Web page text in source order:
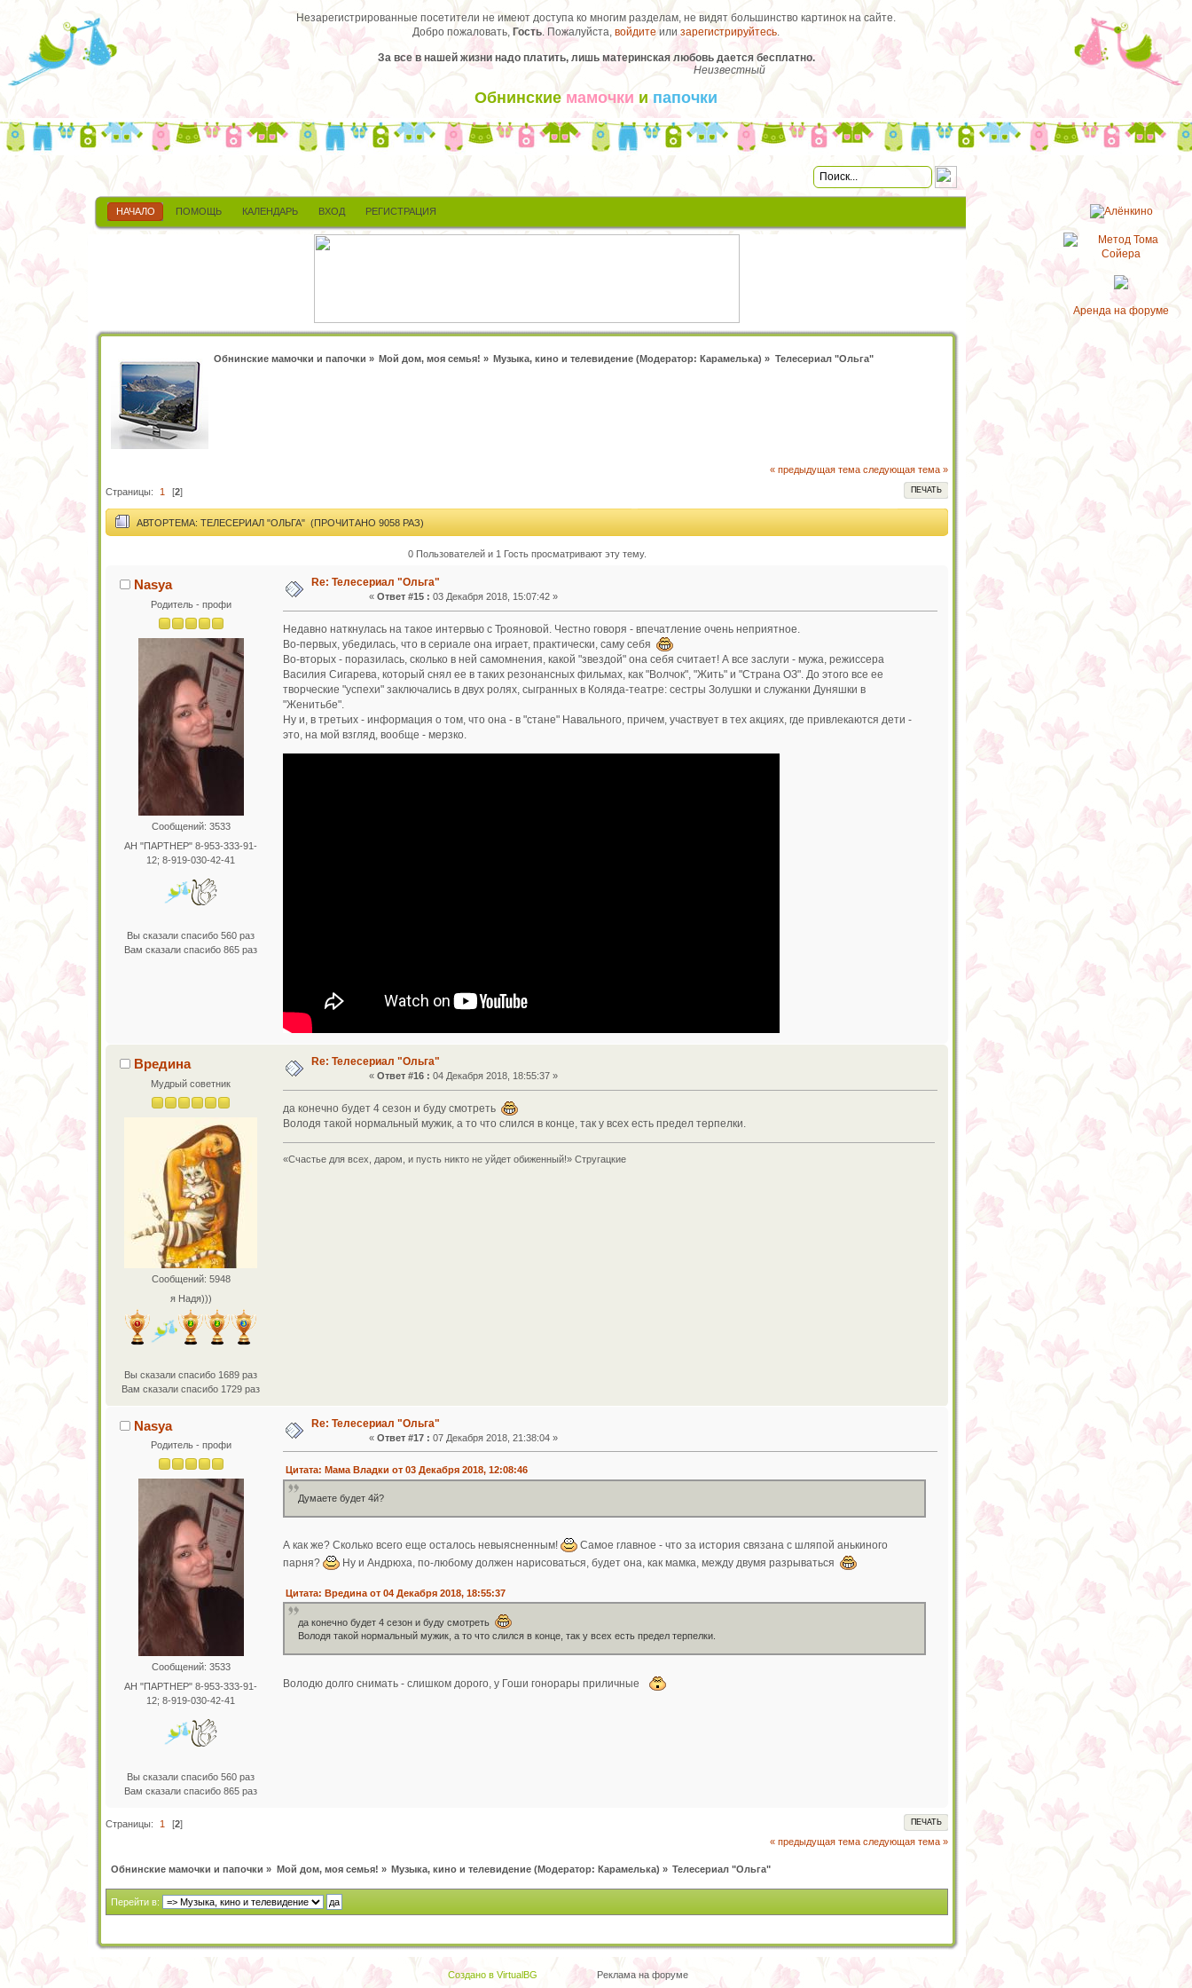
Незарегистрированные посетители не имеют доступа ко многим разделам, не видят большинство картинок на сайте.
Добро пожаловать, Гость. Пожалуйста, войдите илизарегистрируйтесь.
За все в нашей жизни надо платить, лишь материнская любовь дается бесплатно.
Неизвестный
Обнинские мамочки ипапочки
НАЧАЛО ПОМОЩЬ КАЛЕНДАРЬ ВХОД РЕГИСТРАЦИЯ
Обнинские мамочки и папочки » Мой дом, моя семья! » Музыка, кино и телевидение (Модератор:Карамелька) » Телесериал "Ольга"
« предыдущая тема следующая тема »
ПЕЧАТЬ
Страницы: 1 [2]
АВТОРТЕМА: ТЕЛЕСЕРИАЛ "ОЛЬГА" (ПРОЧИТАНО 9058 РАЗ)
0 Пользователей и 1 Гость просматривают эту тему.
Nasya
Родитель - профи
Сообщений: 3533
АН "ПАРТНЕР" 8-953-333-91-
12; 8-919-030-42-41
Вы сказали спасибо 560 раз
Вам сказали спасибо 865 раз
Re: Телесериал "Ольга"
« Ответ #15 : 03 Декабря 2018, 15:07:42 »
Недавно наткнулась на такое интервью с Трояновой. Честно говоря - впечатление очень неприятное.
Во-первых, убедилась, что в сериале она играет, практически, саму себя
Во-вторых - поразилась, сколько в ней самомнения, какой "звездой" она себя считает! А все заслуги - мужа, режиссера
Василия Сигарева, который снял ее в таких резонансных фильмах, как "Волчок", "Жить" и "Страна ОЗ". До этого все ее
творческие "успехи" заключались в двух ролях, сыгранных в Коляда-театре: сестры Золушки и служанки Дуняшки в
"Женитьбе".
Ну и, в третьих - информация о том, что она - в "стане" Навального, причем, участвует в тех акциях, где привлекаются дети -
это, на мой взгляд, вообще - мерзко.
Вредина
Мудрый советник
Сообщений: 5948
я Надя)))
Вы сказали спасибо 1689 раз
Вам сказали спасибо 1729 раз
Re: Телесериал "Ольга"
« Ответ #16 : 04 Декабря 2018, 18:55:37 »
да конечно будет 4 сезон и буду смотреть
Володя такой нормальный мужик, а то что слился в конце, так у всех есть предел терпелки.
«Счастье для всех, даром, и пусть никто не уйдет обиженный!» Стругацкие
Nasya
Родитель - профи
Сообщений: 3533
АН "ПАРТНЕР" 8-953-333-91-
12; 8-919-030-42-41
Вы сказали спасибо 560 раз
Вам сказали спасибо 865 раз
Re: Телесериал "Ольга"
« Ответ #17 : 07 Декабря 2018, 21:38:04 »
Цитата: Мама Владки от 03 Декабря 2018, 12:08:46
Думаете будет 4й?
А как же? Сколько всего еще осталось невыясненным!
Самое главное - что за история связана с шляпой анькиного
парня?
Ну и Андрюха, по-любому должен нарисоваться, будет она, как мамка, между двумя разрываться
Цитата: Вредина от 04 Декабря 2018, 18:55:37
да конечно будет 4 сезон и буду смотреть
Володя такой нормальный мужик, а то что слился в конце, так у всех есть предел терпелки.
Володю долго снимать - слишком дорого, у Гоши гонорары приличные
ПЕЧАТЬ
Страницы: 1 [2]
« предыдущая тема следующая тема »
Обнинские мамочки и папочки » Мой дом, моя семья! » Музыка, кино и телевидение(Модератор: Карамелька) » Телесериал "Ольга"
Перейти в:
Аренда на форуме
Создано в VirtualBG Реклама на форуме